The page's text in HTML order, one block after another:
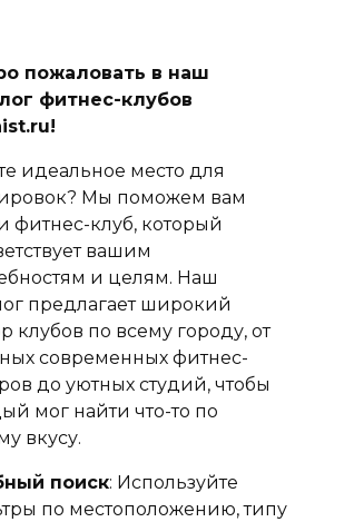
пожаловать в наш
фитнес-клубов
идеальное место для
Мы поможем вам
фитнес-клуб, который
вашим
и целям. Наш
предлагает широкий
клубов по всему городу, от
современных фитнес-
до уютных студий, чтобы
мог найти что-то по
вкусу.
поиск: Используйте
по местоположению, типу